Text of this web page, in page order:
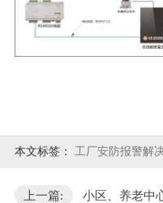
本文标签： 工厂安防报警解
上一篇: 小区、养老中